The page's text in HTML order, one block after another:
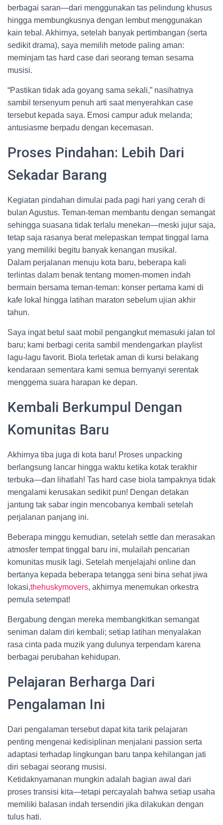
berbagai saran—dari menggunakan tas pelindung khusus
hingga membungkusnya dengan lembut menggunakan
kain tebal. Akhirnya, setelah banyak pertimbangan (serta
sedikit drama), saya memilih metode paling aman:
meminjam tas hard case dari seorang teman sesama
musisi.
“Pastikan tidak ada goyang sama sekali,” nasihatnya
sambil tersenyum penuh arti saat menyerahkan case
tersebut kepada saya. Emosi campur aduk melanda;
antusiasme berpadu dengan kecemasan.
Proses Pindahan: Lebih Dari
Sekadar Barang
Kegiatan pindahan dimulai pada pagi hari yang cerah di
bulan Agustus. Teman-teman membantu dengan semangat
sehingga suasana tidak terlalu menekan—meski jujur saja,
tetap saja rasanya berat melepaskan tempat tinggal lama
yang memiliki begitu banyak kenangan musikal.
Dalam perjalanan menuju kota baru, beberapa kali
terlintas dalam benak tentang momen-momen indah
bermain bersama teman-teman: konser pertama kami di
kafe lokal hingga latihan maraton sebelum ujian akhir
tahun.
Saya ingat betul saat mobil pengangkut memasuki jalan tol
baru; kami berbagi cerita sambil mendengarkan playlist
lagu-lagu favorit. Biola terletak aman di kursi belakang
kendaraan sementara kami semua bernyanyi serentak
menggema suara harapan ke depan.
Kembali Berkumpul Dengan
Komunitas Baru
Akhirnya tiba juga di kota baru! Proses unpacking
berlangsung lancar hingga waktu ketika kotak terakhir
terbuka—dan lihatlah! Tas hard case biola tampaknya tidak
mengalami kerusakan sedikit pun! Dengan detakan
jantung tak sabar ingin mencobanya kembali setelah
perjalanan panjang ini.
Beberapa minggu kemudian, setelah settle dan merasakan
atmosfer tempat tinggal baru ini, mulailah pencarian
komunitas musik lagi. Setelah menjelajahi online dan
bertanya kepada beberapa tetangga seni bina sehat jiwa
lokasi,thehuskymovers, akhirnya menemukan orkestra
pemula setempat!
Bergabung dengan mereka membangkitkan semangat
seniman dalam diri kembali; setiap latihan menyalakan
rasa cinta pada muzik yang dulunya terpendam karena
berbagai perubahan kehidupan.
Pelajaran Berharga Dari
Pengalaman Ini
Dari pengalaman tersebut dapat kita tarik pelajaran
penting mengenai kedisiplinan menjalani passion serta
adaptasi terhadap lingkungan baru tanpa kehilangan jati
diri sebagai seorang musisi.
Ketidaknyamanan mungkin adalah bagian awal dari
proses transisi kita—tetapi percayalah bahwa setiap usaha
memiliki balasan indah tersendiri jika dilakukan dengan
tulus hati.